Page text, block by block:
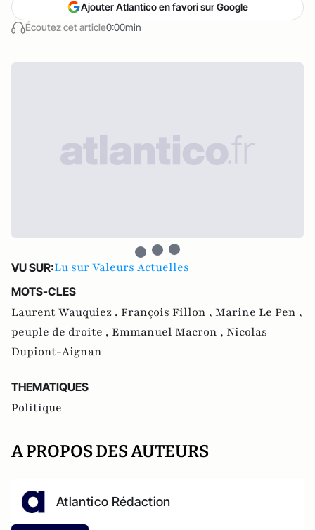
Écoutez cet article0:00min
Ajouter Atlantico en favori sur Google
VU SUR:Lu sur Valeurs Actuelles
MOTS-CLES
Laurent Wauquiez , François Fillon , Marine Le Pen ,
peuple de droite , Emmanuel Macron , Nicolas
Dupiont-Aignan
THEMATIQUES
Politique
A PROPOS DES AUTEURS
Atlantico Rédaction